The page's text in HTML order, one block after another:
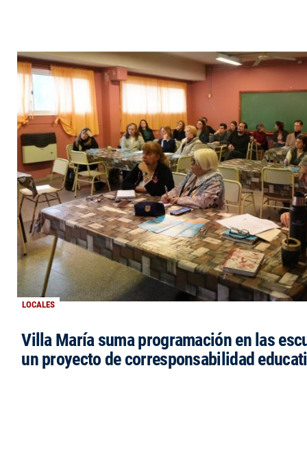
LOCALES
Villa María suma programación en las
un proyecto de corresponsabilidad